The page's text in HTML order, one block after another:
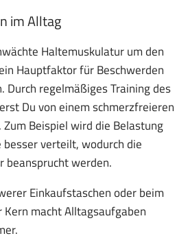
im Alltag
Haltemuskulatur um den
Hauptfaktor für Beschwerden
Durch regelmäßiges Training des
Du von einem schmerzfreieren
Beispiel wird die Belastung
verteilt, wodurch die
beansprucht werden.
Einkaufstaschen oder beim
macht Alltagsaufgaben